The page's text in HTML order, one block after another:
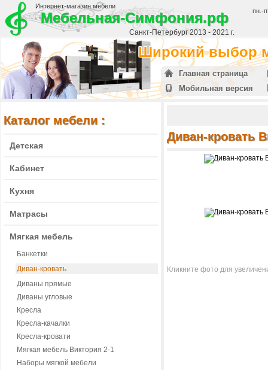
Интернет-магазин мебели
Мебельная-Симфония.рф
Санкт-Петербург 2013 - 2021 г.
пн.-
Широкий выбор
Главная страница
Мобильная версия
Каталог мебели :
Детская
Кабинет
Кухня
Матрасы
Мягкая мебель
Банкетки
Диван-кровать
Диваны прямые
Диваны угловые
Кресла
Кресла-качалки
Кресла-кровати
Мягкая мебель Виктория 2-1
Наборы мягкой мебели
Диван-кровать
Кликните фото для